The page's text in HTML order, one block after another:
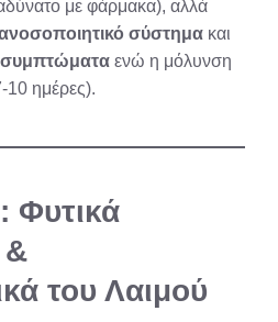
με φάρμακα), αλλά
σύστημα και
συμπτώματα ενώ η μόλυνση
10 ημέρες).
Φυτικά
του Λαιμού